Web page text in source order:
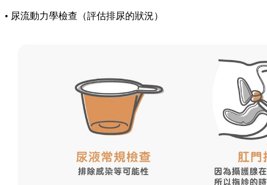
• 尿流動力學檢查（評估排尿的狀況）